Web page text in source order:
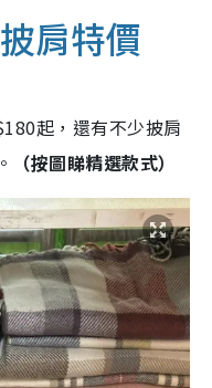
肩特價
起，還有不少披肩
（按圖睇精選款式）